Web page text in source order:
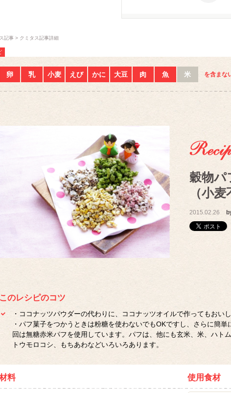
記事 クミタス記事詳細
卵 乳 小麦 えび かに 大豆 肉 魚 米 を含まな
穀物パ
（小麦
2015.02.26
このレシピのコツ
・ココナッツパウダーの代わりに、ココナッツオイルで作ってもおいし
・パフ菓子をつかうときは粉糖を使わないでもOKですし、さらに簡単
回は無糖赤米パフを使用しています。パフは、他にも玄米、米、ハトム
トウモロコシ、もちあわなどいろいろあります。
料 使用食材